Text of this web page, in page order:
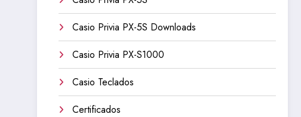
Casio Privia PX-5S Downloads
Casio Privia PX-S1000
Casio Teclados
Certificados